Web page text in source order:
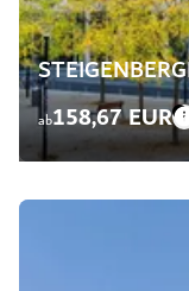
ab158,67 EUR